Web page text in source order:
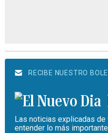
RECIBE NUESTRO
Las noticias explicadas
entender lo más